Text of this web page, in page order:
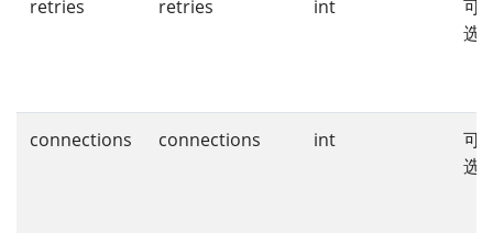
retries retries int
可
选
connections connections int
可
选